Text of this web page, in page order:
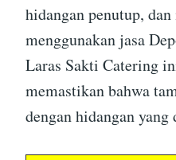
hidangan penutup,
menggunakan jasa
Laras Sakti Catering
memastikan bahwa
dengan hidangan